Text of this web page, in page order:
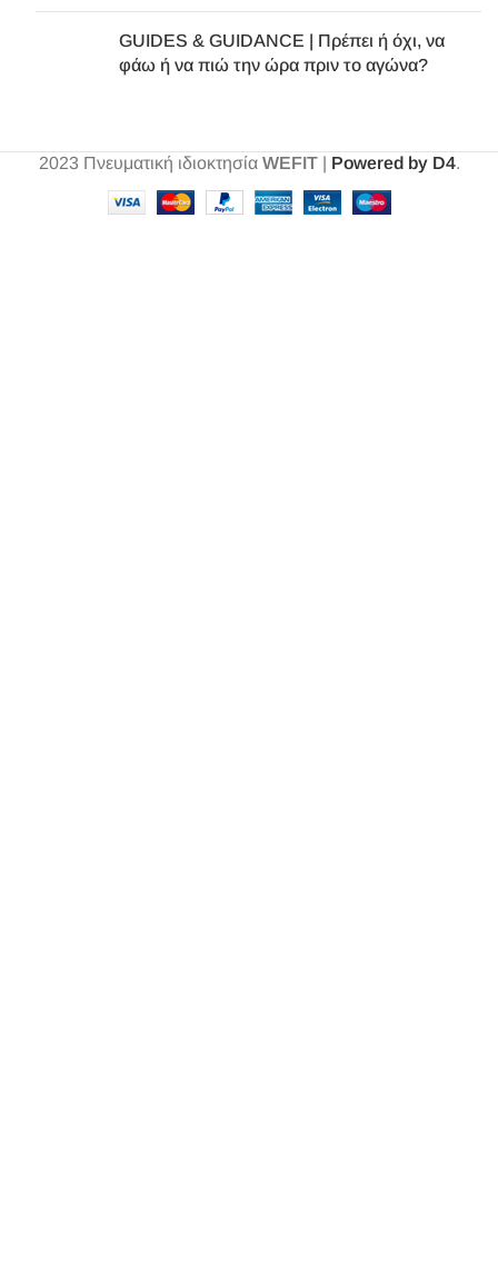
GUIDES & GUIDANCE | Πρέπει ή όχι, να
φάω ή να πιώ την ώρα πριν το αγώνα?
2023 Πνευματική ιδιοκτησία WEFIT| Powered by D4.